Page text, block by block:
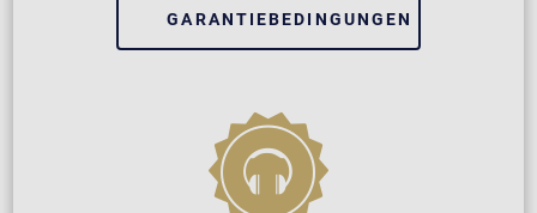
GARANTIEBEDINGUNGEN